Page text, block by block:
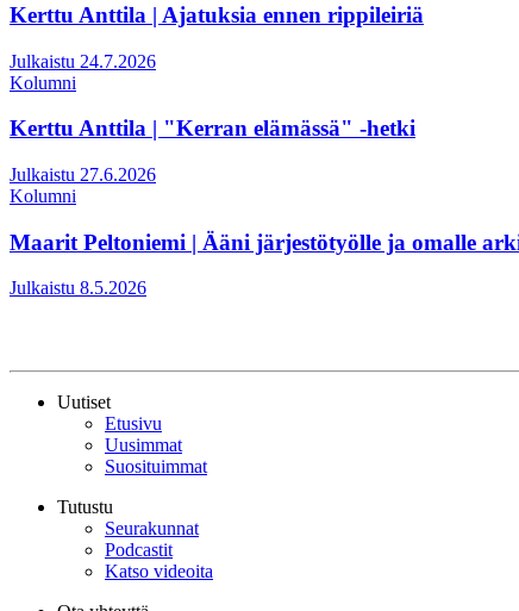
Kerttu Anttila | Ajatuksia ennen rippileiriä
Julkaistu 24.7.2026
Kolumni
Kerttu Anttila | "Kerran elämässä" -hetki
Julkaistu 27.6.2026
Kolumni
Maarit Peltoniemi | Ääni järjestötyölle ja omalle
Julkaistu 8.5.2026
Uutiset
Etusivu
Uusimmat
Suosituimmat
Tutustu
Seurakunnat
Podcastit
Katso videoita